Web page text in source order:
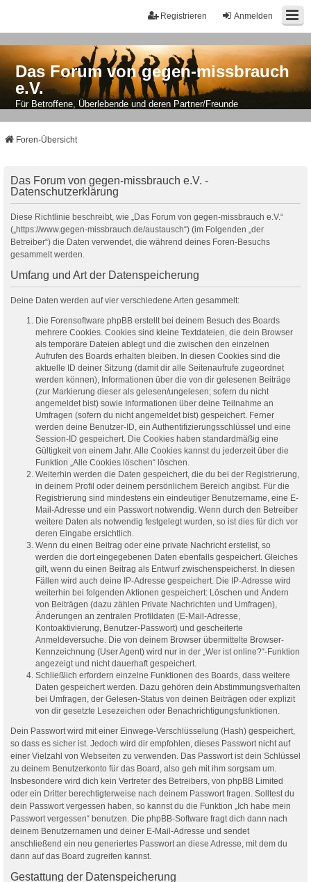
Anmelden
Registrieren
Das Forum von gegen-missbrauch
e.V.
Für Betroffene, Überlebende und deren Partner/Freunde
Foren-Übersicht
Das Forum von gegen-missbrauch e.V. -
Datenschutzerklärung
Diese Richtlinie beschreibt, wie „Das Forum von gegen-missbrauch e.V.“
(„https://www.gegen-missbrauch.de/austausch“) (im Folgenden „der
Betreiber“) die Daten verwendet, die während deines Foren-Besuchs
gesammelt werden.
Umfang und Art der Datenspeicherung
Deine Daten werden auf vier verschiedene Arten gesammelt:
Die Forensoftware phpBB erstellt bei deinem Besuch des Boards
mehrere Cookies. Cookies sind kleine Textdateien, die dein Browser
als temporäre Dateien ablegt und die zwischen den einzelnen
Aufrufen des Boards erhalten bleiben. In diesen Cookies sind die
aktuelle ID deiner Sitzung (damit dir alle Seitenaufrufe zugeordnet
werden können), Informationen über die von dir gelesenen Beiträge
(zur Markierung dieser als gelesen/ungelesen; sofern du nicht
angemeldet bist) sowie Informationen über deine Teilnahme an
Umfragen (sofern du nicht angemeldet bist) gespeichert. Ferner
werden deine Benutzer-ID, ein Authentifizierungsschlüssel und eine
Session-ID gespeichert. Die Cookies haben standardmäßig eine
Gültigkeit von einem Jahr. Alle Cookies kannst du jederzeit über die
Funktion „Alle Cookies löschen“ löschen.
Weiterhin werden die Daten gespeichert, die du bei der Registrierung,
in deinem Profil oder deinem persönlichem Bereich angibst. Für die
Registrierung sind mindestens ein eindeutiger Benutzername, eine E-
Mail-Adresse und ein Passwort notwendig. Wenn durch den Betreiber
weitere Daten als notwendig festgelegt wurden, so ist dies für dich vor
deren Eingabe ersichtlich.
Wenn du einen Beitrag oder eine private Nachricht erstellst, so
werden die dort eingegebenen Daten ebenfalls gespeichert. Gleiches
gilt, wenn du einen Beitrag als Entwurf zwischenspeicherst. In diesen
Fällen wird auch deine IP-Adresse gespeichert. Die IP-Adresse wird
weiterhin bei folgenden Aktionen gespeichert: Löschen und Ändern
von Beiträgen (dazu zählen Private Nachrichten und Umfragen),
Änderungen an zentralen Profildaten (E-Mail-Adresse,
Kontoaktivierung, Benutzer-Passwort) und gescheiterte
Anmeldeversuche. Die von deinem Browser übermittelte Browser-
Kennzeichnung (User Agent) wird nur in der „Wer ist online?“-Funktion
angezeigt und nicht dauerhaft gespeichert.
Schließlich erfordern einzelne Funktionen des Boards, dass weitere
Daten gespeichert werden. Dazu gehören dein Abstimmungsverhalten
bei Umfragen, der Gelesen-Status von deinen Beiträgen oder explizit
von dir gesetzte Lesezeichen oder Benachrichtigungsfunktionen.
Dein Passwort wird mit einer Einwege-Verschlüsselung (Hash) gespeichert,
so dass es sicher ist. Jedoch wird dir empfohlen, dieses Passwort nicht auf
einer Vielzahl von Webseiten zu verwenden. Das Passwort ist dein Schlüssel
zu deinem Benutzerkonto für das Board, also geh mit ihm sorgsam um.
Insbesondere wird dich kein Vertreter des Betreibers, von phpBB Limited
oder ein Dritter berechtigterweise nach deinem Passwort fragen. Solltest du
dein Passwort vergessen haben, so kannst du die Funktion „Ich habe mein
Passwort vergessen“ benutzen. Die phpBB-Software fragt dich dann nach
deinem Benutzernamen und deiner E-Mail-Adresse und sendet
anschließend ein neu generiertes Passwort an diese Adresse, mit dem du
dann auf das Board zugreifen kannst.
Gestattung der Datenspeicherung